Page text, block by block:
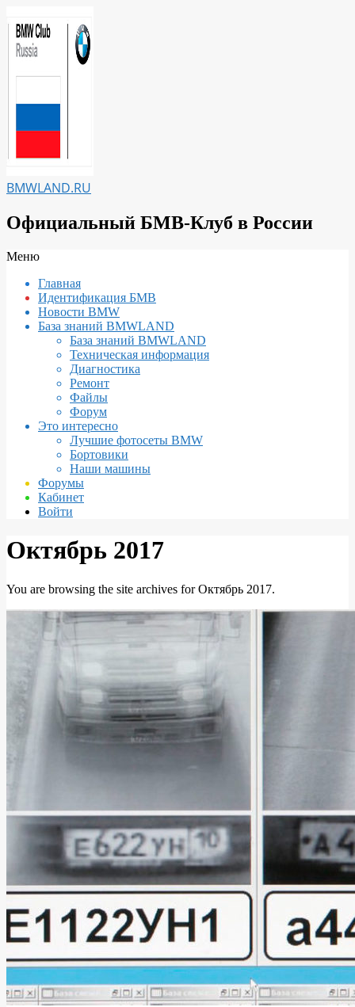
к
содержимому
BMWLAND.RU
Официальный БМВ-Клуб в России
Вторичное
навигации
Меню
Главная
Идентификация БМВ
Новости BMW
База знаний BMWLAND
База знаний BMWLAND
Техническая информация
Диагностика
Ремонт
Файлы
Форум
Это интересно
Лучшие фотосеты BMW
Бортовики
Наши машины
Форумы
Кабинет
Войти
Октябрь 2017
You are browsing the site archives for Октябрь 2017.